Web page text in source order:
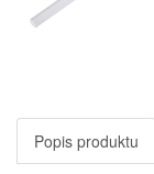
Popis produktu